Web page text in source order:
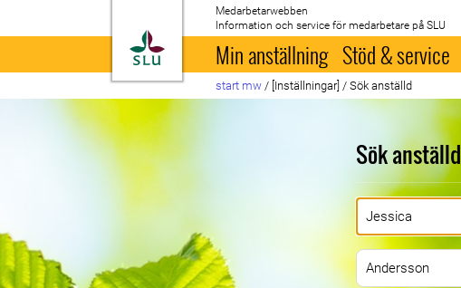
Till startsida
Medarbetarwebben
Information och service för medarbetare på SLU
Min anställning Stöd & service
start mw / [Inställningar] / Sök anställd
Sök anställd